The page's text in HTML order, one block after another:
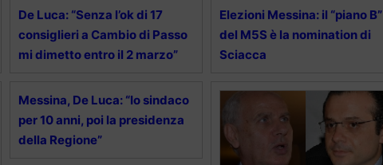
De Luca: “Senza l’ok di 17
consiglieri a Cambio di Passo
mi dimetto entro il 2 marzo”
Elezioni Messina: il “piano B”
del M5S è la nomination di
Sciacca
Messina, De Luca: “Io sindaco
per 10 anni, poi la presidenza
della Regione”